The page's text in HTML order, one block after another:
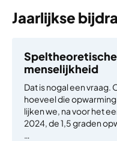
Jaarlijkse
Speltheoretische
menselijkheid
Dat is nogal een vraag.
hoeveel die
lijken we, na voor het
2024, de 1,5 graden
…